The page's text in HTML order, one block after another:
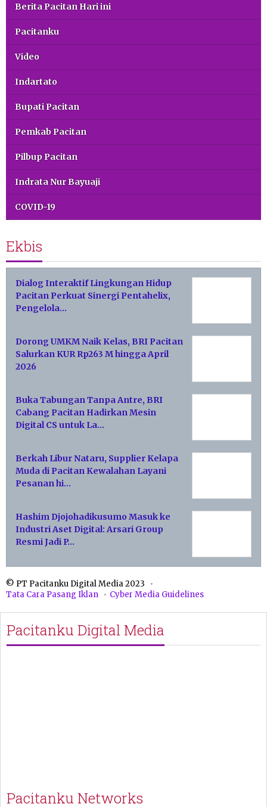
Berita Pacitan Hari ini
Pacitanku
Video
Indartato
Bupati Pacitan
Pemkab Pacitan
Pilbup Pacitan
Indrata Nur Bayuaji
COVID-19
Ekbis
Dialog Interaktif Lingkungan Hidup
Pacitan Perkuat Sinergi Pentahelix,
Pengelola…
Dorong UMKM Naik Kelas, BRI Pacitan
Salurkan KUR Rp263 M hingga April
2026
Buka Tabungan Tanpa Antre, BRI
Cabang Pacitan Hadirkan Mesin
Digital CS untuk La…
Berkah Libur Nataru, Supplier Kelapa
Muda di Pacitan Kewalahan Layani
Pesanan hi…
Hashim Djojohadikusumo Masuk ke
Industri Aset Digital: Arsari Group
Resmi Jadi P…
© PT Pacitanku Digital Media 2023
Tata Cara Pasang Iklan
Cyber Media Guidelines
Pacitanku Digital Media
Pacitanku Networks